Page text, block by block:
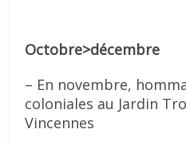
Octobre>décembre
– En novembre,
coloniales au Jardin
Vincennes